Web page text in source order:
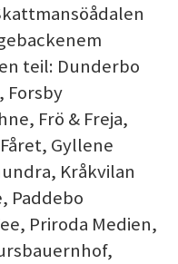
teil: Dunderbo
Forsby
Frö & Freja,
Gyllene
Kråkvilan
Paddebo
Priroda Medien,